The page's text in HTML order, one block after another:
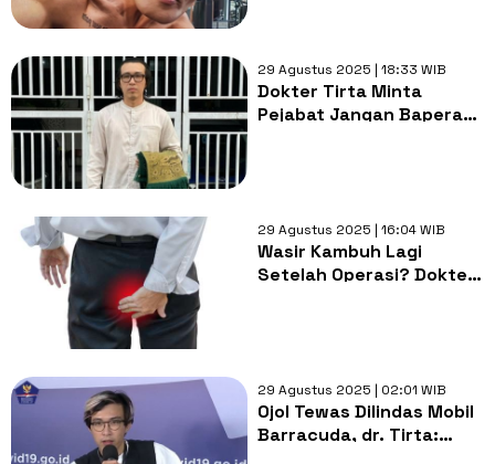
29 Agustus 2025 | 18:33 WIB
Dokter Tirta Minta
Pejabat Jangan Baperan,
29 Agustus 2025 | 16:04 WIB
Wasir Kambuh Lagi
Setelah Operasi? Dokter
29 Agustus 2025 | 02:01 WIB
Ojol Tewas Dilindas Mobil
Barracuda, dr. Tirta: